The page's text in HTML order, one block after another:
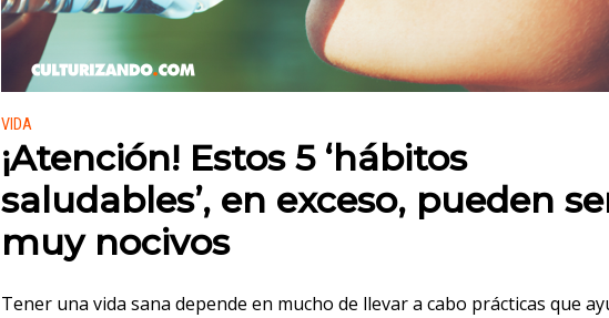
Publicado en:
VIDA
¡Atención! Estos 5 ‘hábitos
saludables’, en exceso, pueden
muy nocivos
Tener una vida sana depende en mucho de llevar a cabo prácticas que